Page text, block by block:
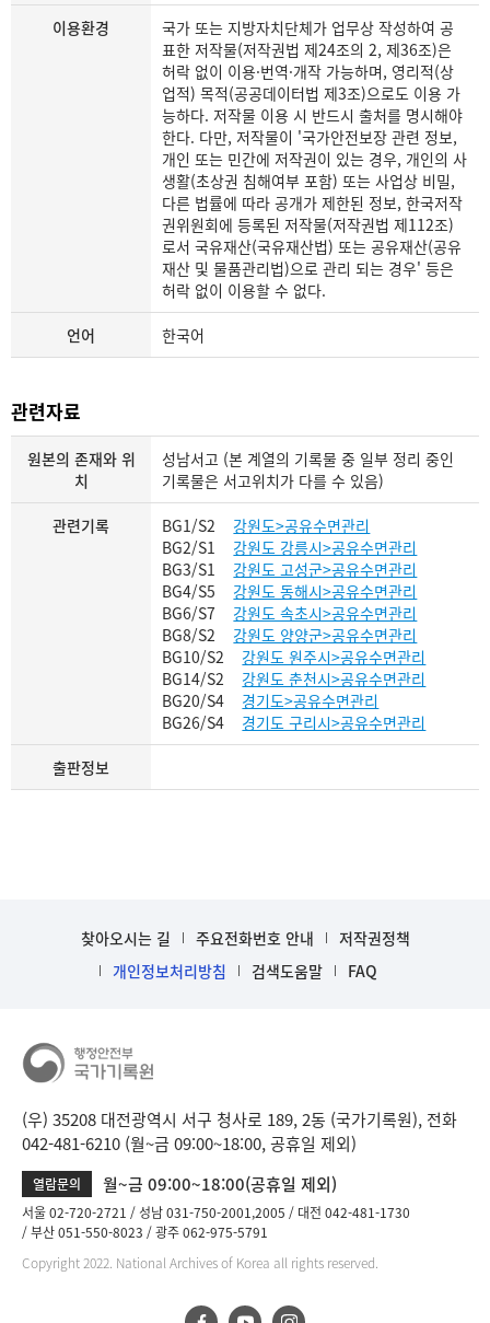
이용환경
국가 또는 지방자치단체가 업무상 작성하여 공
표한 저작물(저작권법 제24조의 2, 제36조)은
허락 없이 이용·번역·개작 가능하며, 영리적(상
업적) 목적(공공데이터법 제3조)으로도 이용 가
능하다. 저작물 이용 시 반드시 출처를 명시해야
한다. 다만, 저작물이 '국가안전보장 관련 정보,
개인 또는 민간에 저작권이 있는 경우, 개인의 사
생활(초상권 침해여부 포함) 또는 사업상 비밀,
다른 법률에 따라 공개가 제한된 정보, 한국저작
권위원회에 등록된 저작물(저작권법 제112조)
로서 국유재산(국유재산법) 또는 공유재산(공유
재산 및 물품관리법)으로 관리 되는 경우' 등은
허락 없이 이용할 수 없다.
언어 한국어
관련자료
원본의 존재와 위
치
성남서고 (본 계열의 기록물 중 일부 정리 중인
기록물은 서고위치가 다를 수 있음)
관련기록 BG1/S2
강원도>공유수면관리
BG2/S1
강원도 강릉시>공유수면관리
BG3/S1
강원도 고성군>공유수면관리
BG4/S5
강원도 동해시>공유수면관리
BG6/S7
강원도 속초시>공유수면관리
BG8/S2
강원도 양양군>공유수면관리
BG10/S2
강원도 원주시>공유수면관리
BG14/S2
강원도 춘천시>공유수면관리
BG20/S4
경기도>공유수면관리
BG26/S4
경기도 구리시>공유수면관리
출판정보
찾아오시는 길 주요전화번호 안내
저작권정책
개인정보처리방침
검색도움말 FAQ
(우) 35208 대전광역시 서구 청사로 189, 2동 (국가기록원), 전화
042-481-6210 (월~금 09:00~18:00, 공휴일 제외)
열람문의 월~금 09:00~18:00(공휴일 제외)
서울 02-720-2721 성남 031-750-2001,2005
대전 042-481-1730
부산 051-550-8023
광주 062-975-5791
Copyright 2022. National Archives of Korea all rights reserved.